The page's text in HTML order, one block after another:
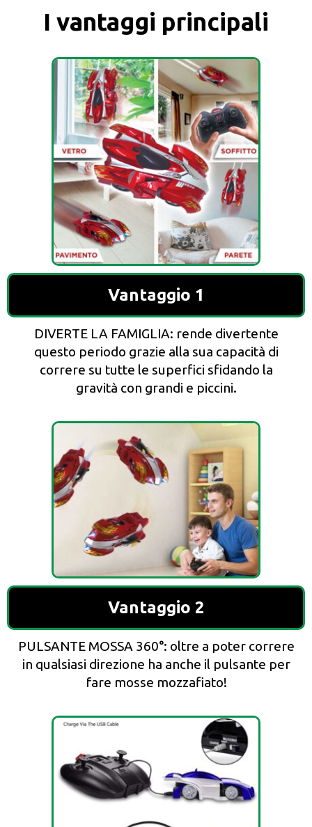
I vantaggi principali
Vantaggio 1
DIVERTE LA FAMIGLIA: rende divertente
questo periodo grazie alla sua capacità di
correre su tutte le superfici sfidando la
gravità con grandi e piccini.
Vantaggio 2
PULSANTE MOSSA 360°: oltre a poter correre
in qualsiasi direzione ha anche il pulsante per
fare mosse mozzafiato!